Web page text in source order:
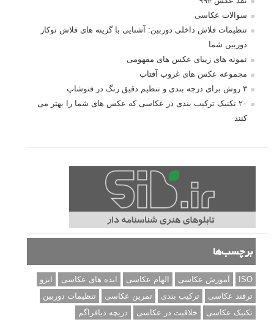
سوالات عکاسی
تنظیمات فلاش داخلی دوربین: آشنایی با گزینه های فلاش توکار
دوربین شما
نمونه های زیبای عکس های مفهومی
مجموعه عکس های غروب آفتاب
۳ روش برای درجه بندی و تنظیم دقیق رنگ در فتوشاپ
۲۰ تکنیک ترکیب بندی در عکاسی که عکس های شما را بهتر می
کنند
برچسب‌ها
ISO آموزش عکاسی الهام عکاسی ایده های عکاسی
ایزو
ترفند عکاسی
ترکیب بندی تمرین عکاسی
تنظیمات دوربین
تکنیک عکاسی
خلاقیت در عکاسی
دریچه دیافراگم